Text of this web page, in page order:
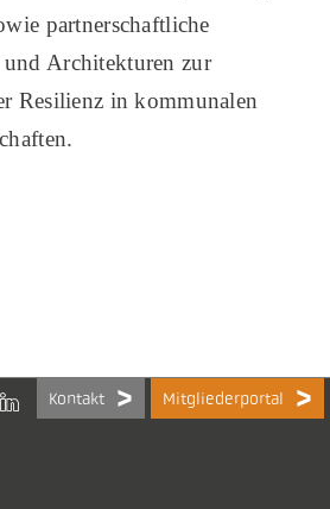
partnerschaftliche
Architekturen zur
Resilienz in kommunalen
Kontakt Mitgliederportal